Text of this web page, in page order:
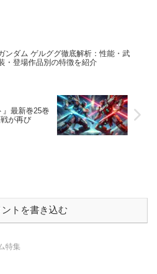
ンダム ゲルググ徹底解析：性能・武
・登場作品別の特徴を紹介
』最新巻25巻
が再び
ントを書き込む
特集